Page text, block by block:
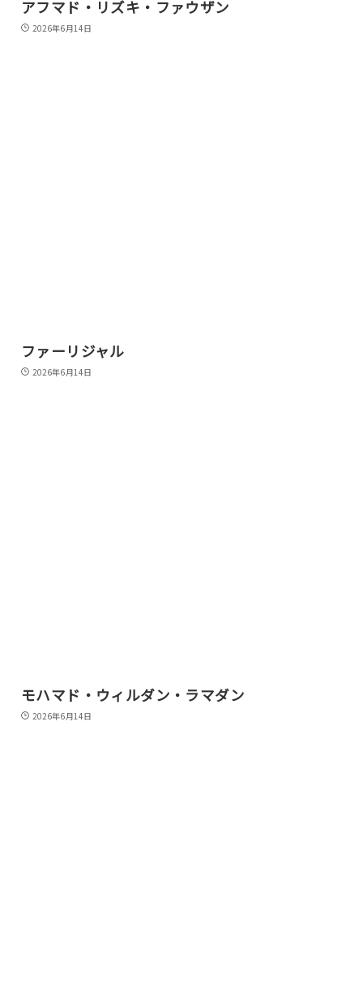
アフマド・リズキ・ファウザン
2026年6月14日
ファーリジャル
2026年6月14日
モハマド・ウィルダン・ラマダン
2026年6月14日